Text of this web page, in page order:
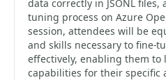
data correctly in JSONL
tuning process on Azure
session, attendees will be
and skills necessary to fine-
effectively, enabling them to
capabilities for their specific